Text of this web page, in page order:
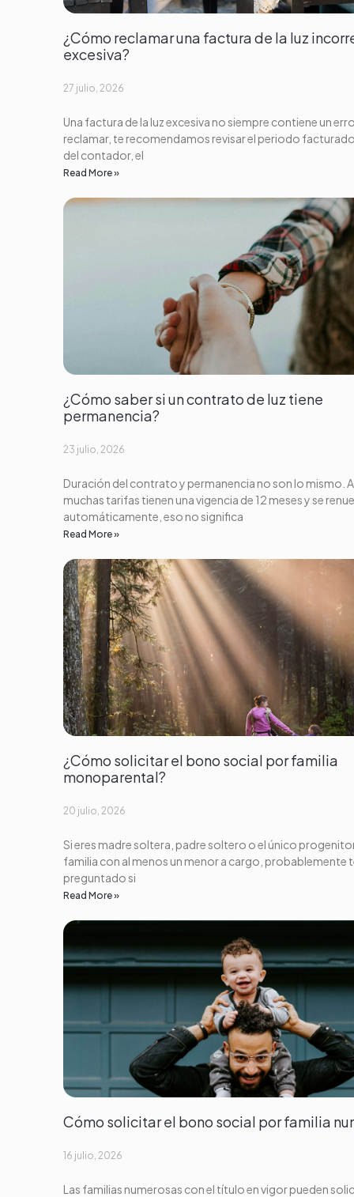
¿Cómo reclamar una factura de la luz
excesiva?
27 julio, 2026
Una factura de la luz excesiva no siempre contiene un
reclamar, te recomendamos revisar el periodo
del contador, el
Read More »
¿Cómo saber si un contrato de luz tiene
permanencia?
23 julio, 2026
Duración del contrato y permanencia no son lo mismo.
muchas tarifas tienen una vigencia de 12 meses y se
automáticamente, eso no significa
Read More »
¿Cómo solicitar el bono social por familia
monoparental?
20 julio, 2026
Si eres madre soltera, padre soltero o el único
familia con al menos un menor a cargo, probablemente
preguntado si
Read More »
Cómo solicitar el bono social por familia
16 julio, 2026
Las familias numerosas con el título en vigor pueden